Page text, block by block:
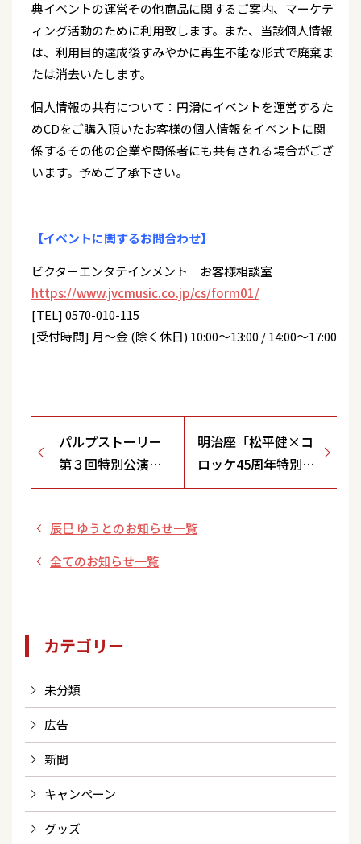
典イベントの運営その他商品に関するご案内、マーケテ
ィング活動のために利用致します。また、当該個人情報
は、利用目的達成後すみやかに再生不能な形式で廃棄ま
たは消去いたします。
個人情報の共有について：円滑にイベントを運営するた
めCDをご購入頂いたお客様の個人情報をイベントに関
係するその他の企業や関係者にも共有される場合がござ
います。予めご了承下さい。
【イベントに関するお問合わせ】
ビクターエンタテインメント お客様相談室
https://www.jvcmusic.co.jp/cs/form01/
[TEL] 0570-010-115
[受付時間] 月～金 (除く休日) 10:00～13:00 / 14:00～17:00
パルプストーリー
第３回特別公演
『メンタリズムロ
演決定
明治座「松平健×コ
ロッケ45周年特別公
演」再演決定！
辰巳 ゆうとのお知らせ一覧
全てのお知らせ一覧
カテゴリー
未分類
広告
新聞
キャンペーン
グッズ